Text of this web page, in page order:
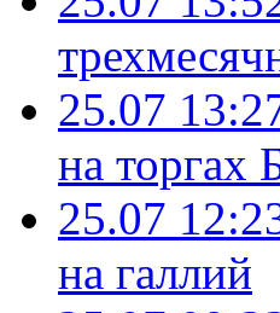
25.07
на торгах
25.07
на галлий